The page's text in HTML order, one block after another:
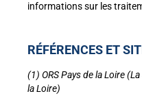
informations sur les
RÉFÉRENCES ET
(1) ORS Pays de la Loire
la Loire)